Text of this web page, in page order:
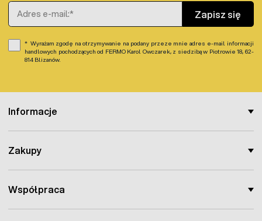
Informacje
Zakupy
Współpraca
Adres e-mail
Zapisz się
Wyrażam zgodę na otrzymywanie na podany przeze mnie adres e-mail informacji
handlowych pochodzących od FERMO Karol Owczarek, z siedzibą w Piotrowie 18, 62-
814 Blizanów.